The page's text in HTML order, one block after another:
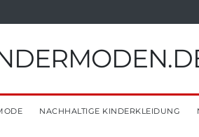
NACHHALTIGE KINDERKLEIDUNG